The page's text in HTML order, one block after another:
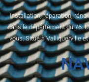
Installation, réparation,
dans le département du 76.
vous. Situé à Valliquerville